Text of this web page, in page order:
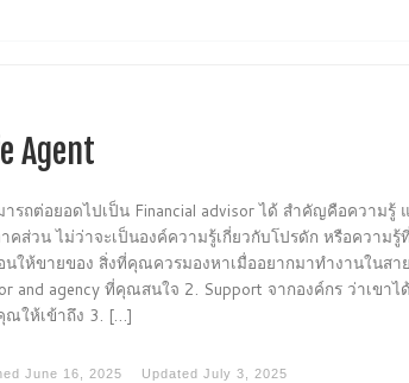
Agent
ารถต่อยอดไปเป็น Financial advisor ได้ สำคัญคือความรู้
ส่วน ไม่ว่าจะเป็นองค์ความรู้เกี่ยวกับโปรดัก หรือความรู้ที่
นให้ขายของ สิ่งที่คุณควรมองหาเมื่ออยากมาทำงานในสา
and agency ที่คุณสนใจ 2. Support จากองค์กร ว่าเขาไ
ณให้เข้าถึง 3. […]
June 16, 2025 Updated July 3, 2025